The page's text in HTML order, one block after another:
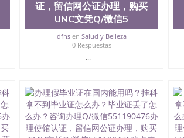
材料，确定客户办理信息，给出操作方案；
定金； 4、预约递交时间，公司人员陪同客户
直接邮寄给客户 6、客户确认收到结果，付余
寸大小，防伪结构（包括：水印，阴影底纹，
浮雕，激光镭射，紫外荧光，温感，复印防伪
样版，尺寸大小，纸张材质，防伪技术等等
势： 我们在保证合理定价的同时，坚持较
价比。 咨询顾问：Sam q/微信:551190476
，雅思，留学回国证明.
证，留信网公证办理，购买
UNC文凭Q/微信5
dfnsen Salud y Belleza
0 Respuestas
...